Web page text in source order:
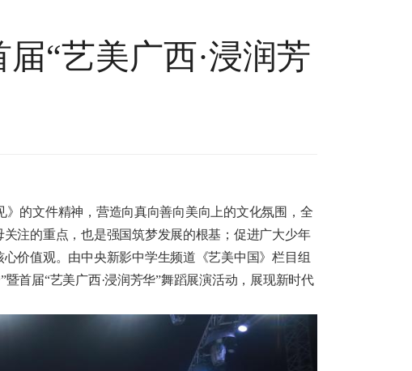
“艺美广西·浸润芳
的文件精神，营造向真向善向美向上的文化氛围，全
注的重点，也是强国筑梦发展的根基；促进广大少年
价值观。由中央新影中学生频道《艺美中国》栏目组
首届“艺美广西·浸润芳华”舞蹈展演活动，展现新时代